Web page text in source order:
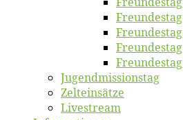
Jugend­mis­sions­tag
Zelt­ein­sät­ze
Live­stream